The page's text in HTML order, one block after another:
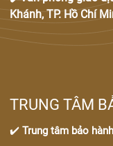
Khánh, TP. Hồ Chí
TRUNG TÂM
✔️Trung tâm bảo